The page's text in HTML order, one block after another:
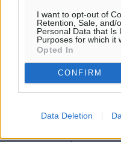
I want to opt-out of
Retention, Sale, and/
Personal Data that Is
Purposes for which it
Opted In
CONFIRM
Data Deletion
Ροή